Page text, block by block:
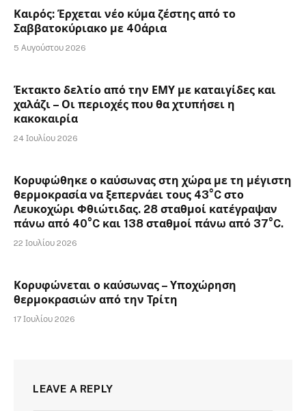
Καιρός: Έρχεται νέο κύμα ζέστης από το
Σαββατοκύριακο με 40άρια
5 Αυγούστου 2026
Έκτακτο δελτίο από την ΕΜΥ με καταιγίδες και
χαλάζι – Οι περιοχές που θα χτυπήσει η
κακοκαιρία
24 Ιουλίου 2026
Κορυφώθηκε ο καύσωνας στη χώρα με τη μέγιστη
θερμοκρασία να ξεπερνάει τους 43°C στο
Λευκοχώρι Φθιώτιδας. 28 σταθμοί κατέγραψαν
πάνω από 40°C και 138 σταθμοί πάνω από 37°C.
22 Ιουλίου 2026
Κορυφώνεται ο καύσωνας – Υποχώρηση
θερμοκρασιών από την Τρίτη
17 Ιουλίου 2026
LEAVE A REPLY